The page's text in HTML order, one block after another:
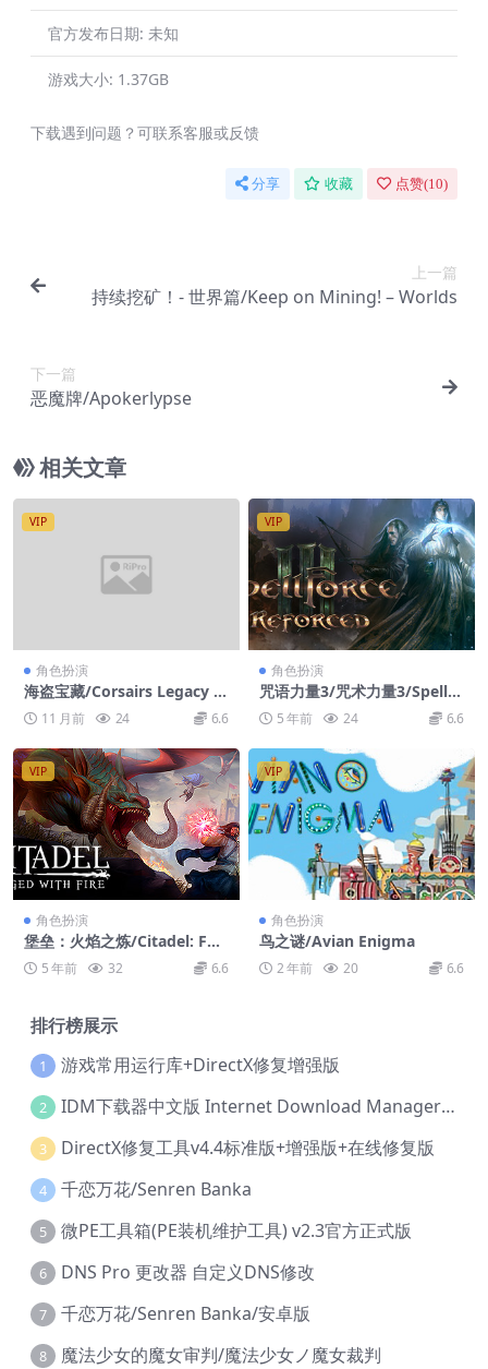
官方发布日期: 未知
游戏大小: 1.37GB
下载遇到问题？可联系客服或反馈
分享 收藏 点赞(10)
上一篇
持续挖矿！- 世界篇/Keep on Mining! – Worlds
下一篇
恶魔牌/Apokerlypse
相关文章
VIP
角色扮演
海盗宝藏/Corsairs Legacy –
Pirate Action RPG
11 月前 24 6.6
VIP
角色扮演
咒语力量3/咒术力量3/Spellfo
rce 35 年前 24 6.6
VIP
角色扮演
堡垒：火焰之炼/Citadel: For
ged with Fire
5 年前 32 6.6
VIP
角色扮演
鸟之谜/Avian Enigma
2 年前 20 6.6
排行榜展示
1 游戏常用运行库+DirectX修复增强版
2 IDM下载器中文版 Internet Download Manager v6.42.36 IDM
3 DirectX修复工具v4.4标准版+增强版+在线修复版
4 千恋万花/Senren Banka
5 微PE工具箱(PE装机维护工具) v2.3官方正式版
6 DNS Pro 更改器 自定义DNS修改
7 千恋万花/Senren Banka/安卓版
8 魔法少女的魔女审判/魔法少女ノ魔女裁判